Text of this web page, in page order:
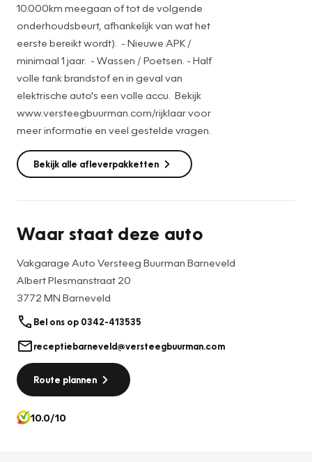
10.000km meegaan of tot de volgende
onderhoudsbeurt, afhankelijk van wat het
eerste bereikt wordt). - Nieuwe APK /
minimaal 1 jaar. - Wassen / Poetsen. - Half
volle tank brandstof en in geval van
elektrische auto's een volle accu. Bekijk
www.versteegbuurman.com/rijklaar voor
meer informatie en veel gestelde vragen.
Bekijk alle afleverpakketten
Waar staat deze auto
Vakgarage Auto Versteeg Buurman Barneveld
Albert Plesmanstraat 20
3772 MN Barneveld
Bel ons op 0342-413535
receptiebarneveld@versteegbuurman.com
Route plannen
10.0/10